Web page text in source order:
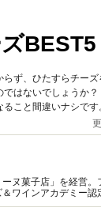
BEST5
ず、ひたすらチー
はないでしょうか？
こと間違いナシです
ヌ菓子店」を経営
ワインアカデミー
。